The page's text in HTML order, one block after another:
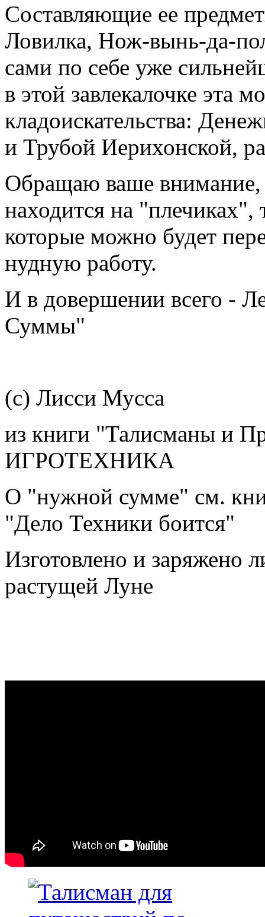
Составляющие ее
Ловилка, Нож-вынь-да-
сами по себе уже
в этой завлекалочке эта
кладоискательства:
и Трубой Иерихонской,
Обращаю ваше внимание,
находится на "плечиках",
которые можно будет
нудную работу.
И в довершении всего -
Суммы"
(с) Лисси Мусса
из книги "Талисманы и
ИГРОТЕХНИКА
О "нужной сумме" см.
"Дело Техники боится"
Изготовлено и заряжено
растущей Луне